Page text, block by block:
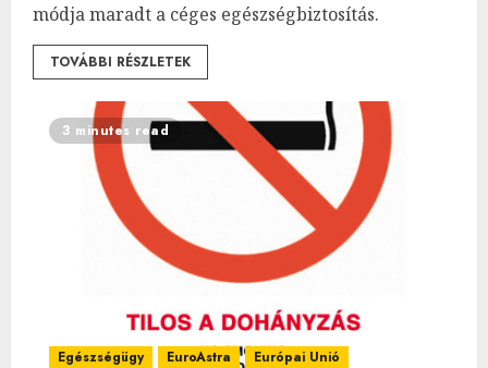
módja maradt a céges egészségbiztosítás.
TOVÁBBI RÉSZLETEK
3 minutes read
Egészségügy EuroAstra Európai Unió